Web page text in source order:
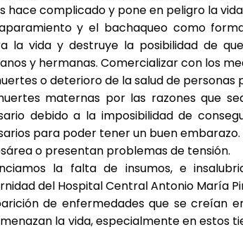
hace complicado y pone en peligro la
y el bachaqueo como
la vida y destruye la posibilidad de
y hermanas. Comercializar con los
o deterioro de la salud de
maternas por las razones que
debido a la imposibilidad de
para poder tener un buen
o presentan problemas de tensión.
la falta de insumos, e
del Hospital Central Antonio María
de enfermedades que se creían
la vida, especialmente en estos